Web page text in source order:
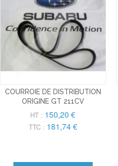
COURROIE DE DISTRIBUTION
ORIGINE GT 211CV
HT : 150,20 €
TTC : 181,74 €